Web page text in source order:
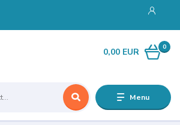
Menu
0
0,00 EUR